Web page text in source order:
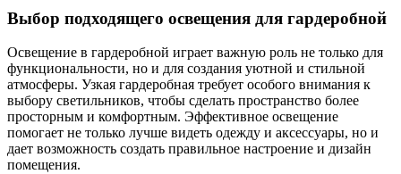
Выбор подходящего освещения для гардеробной
Освещение в гардеробной играет важную роль не только для
функциональности, но и для создания уютной и стильной
атмосферы. Узкая гардеробная требует особого внимания к
выбору светильников, чтобы сделать пространство более
просторным и комфортным. Эффективное освещение
помогает не только лучше видеть одежду и аксессуары, но и
дает возможность создать правильное настроение и дизайн
помещения.